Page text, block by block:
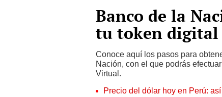
Banco de la
tu token digital
Conoce aquí los pasos para
Nación, con el que podrás
Virtual.
Precio del dólar hoy en Perú: